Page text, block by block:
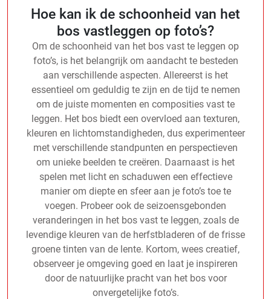
Hoe kan ik de schoonheid van het
bos vastleggen op foto’s?
Om de schoonheid van het bos vast te leggen op
foto’s, is het belangrijk om aandacht te besteden
aan verschillende aspecten. Allereerst is het
essentieel om geduldig te zijn en de tijd te nemen
om de juiste momenten en composities vast te
leggen. Het bos biedt een overvloed aan texturen,
kleuren en lichtomstandigheden, dus experimenteer
met verschillende standpunten en perspectieven
om unieke beelden te creëren. Daarnaast is het
spelen met licht en schaduwen een effectieve
manier om diepte en sfeer aan je foto’s toe te
voegen. Probeer ook de seizoensgebonden
veranderingen in het bos vast te leggen, zoals de
levendige kleuren van de herfstbladeren of de frisse
groene tinten van de lente. Kortom, wees creatief,
observeer je omgeving goed en laat je inspireren
door de natuurlijke pracht van het bos voor
onvergetelijke foto’s.